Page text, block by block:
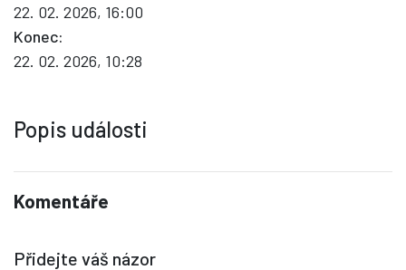
22. 02. 2026, 16:00
Konec:
22. 02. 2026, 10:28
Popis události
Komentáře
Přidejte váš názor